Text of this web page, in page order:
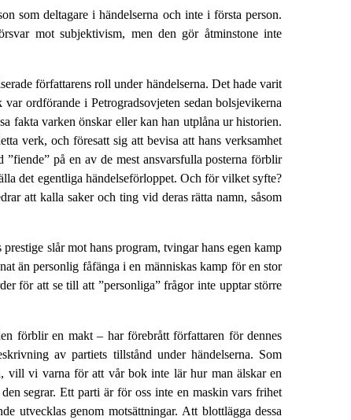
som deltagare i händelserna och inte i första person.
mot subjektivism, men den gör åtminstone inte
författarens roll under händelserna. Det hade varit
ordförande i Petrogradsovjeten sedan bolsjevikerna
fakta varken önskar eller kan han utplåna ur historien.
verk, och föresatt sig att bevisa att hans verksamhet
på en av de mest ansvarsfulla posterna förblir
det egentliga händelseförloppet. Och för vilket syfte?
att kalla saker och ting vid deras rätta namn, såsom
slår mot hans program, tvingar hans egen kamp
än personlig fåfänga i en människas kamp för en stor
för att se till att ”personliga” frågor inte upptar större
förblir en makt – har förebrått författaren för dennes
av partiets tillstånd under händelserna. Som
vill vi varna för att vår bok inte lär hur man älskar en
segrar. Ett parti är för oss inte en maskin vars frihet
utvecklas genom motsättningar. Att blottlägga dessa